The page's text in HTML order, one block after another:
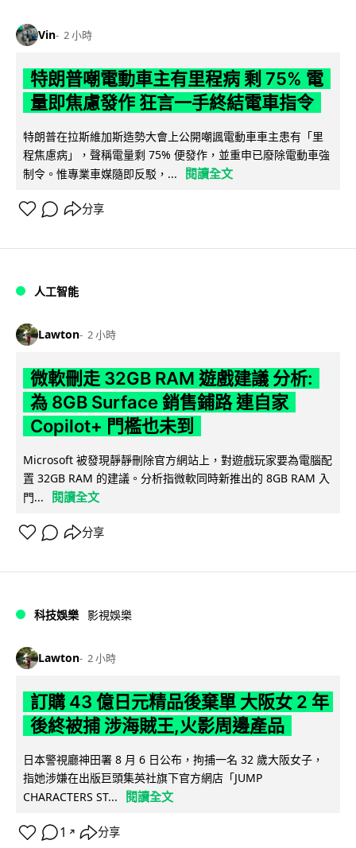
Vin 2 小時
特朗普嘲電動車主有里程病 剩 75% 電
量即焦慮發作 狂言一手終結電車指令
特朗普在拉斯維加斯造勢大會上公開嘲諷電動車車主患有「里
程焦慮病」，聲稱電量剩 75% 便發作，並重申已廢除電動車強
制令。惟專業車媒隨即反駁，...
閱讀全文
分享
人工智能
Lawton 2 小時
微軟刪走 32GB RAM 遊戲建議 分析:
為 8GB Surface 銷售鋪路 連自家
Copilot+ 門檻也未到
Microsoft 被發現靜靜刪除官方網站上，對遊戲玩家要為電腦配
置 32GB RAM 的建議。分析指微軟同時新推出的 8GB RAM 入
門...
閱讀全文
分享
科技娛樂 影視娛樂
Lawton 2 小時
訂購 43 億日元精品後棄單 大阪女 2 年
後終被捕 涉海賊王,火影周邊產品
日本警視廳神田署 8 月 6 日公布，拘捕一名 32 歲大阪女子，
指她涉嫌在出版巨頭集英社旗下官方網店「JUMP
CHARACTERS ST...
閱讀全文
1 ↗ 分享